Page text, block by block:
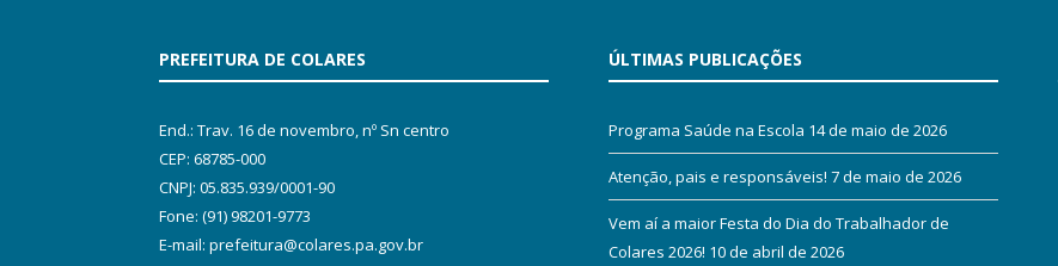
PREFEITURA DE COLARES
End.: Trav. 16 de novembro, nº Sn centro
CEP: 68785-000
CNPJ: 05.835.939/0001-90
Fone: (91) 98201-9773
E-mail: prefeitura@colares.pa.gov.br
ÚLTIMAS PUBLICAÇÕES
Programa Saúde na Escola 14 de maio de 2026
Atenção, pais e responsáveis! 7 de maio de 2026
Vem aí a maior Festa do Dia do Trabalhador de
Colares 2026! 10 de abril de 2026